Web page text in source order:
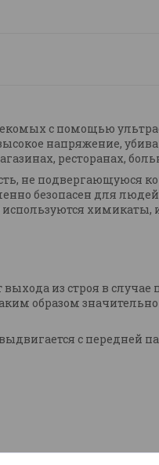
с помощью
напряжение,
ресторанах,
не подвергающуюся
безопасен для
химикаты,
из строя в случае
образом
с передней